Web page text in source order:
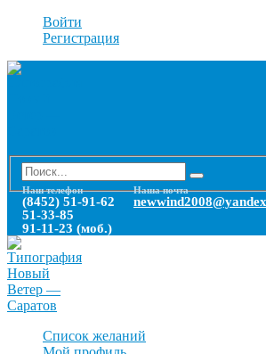
Войти
Регистрация
Наш телефон
(8452) 51-91-62
51-33-85
91-11-23 (моб.)
Наша почта
Список желаний